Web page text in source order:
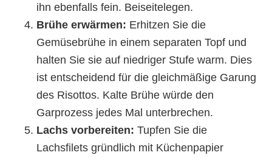
ihn ebenfalls fein. Beiseitelegen.
Brühe erwärmen: Erhitzen Sie die
Gemüsebrühe in einem separaten Topf und
halten Sie sie auf niedriger Stufe warm. Dies
ist entscheidend für die gleichmäßige Garung
des Risottos. Kalte Brühe würde den
Garprozess jedes Mal unterbrechen.
Lachs vorbereiten: Tupfen Sie die
Lachsfilets gründlich mit Küchenpapier